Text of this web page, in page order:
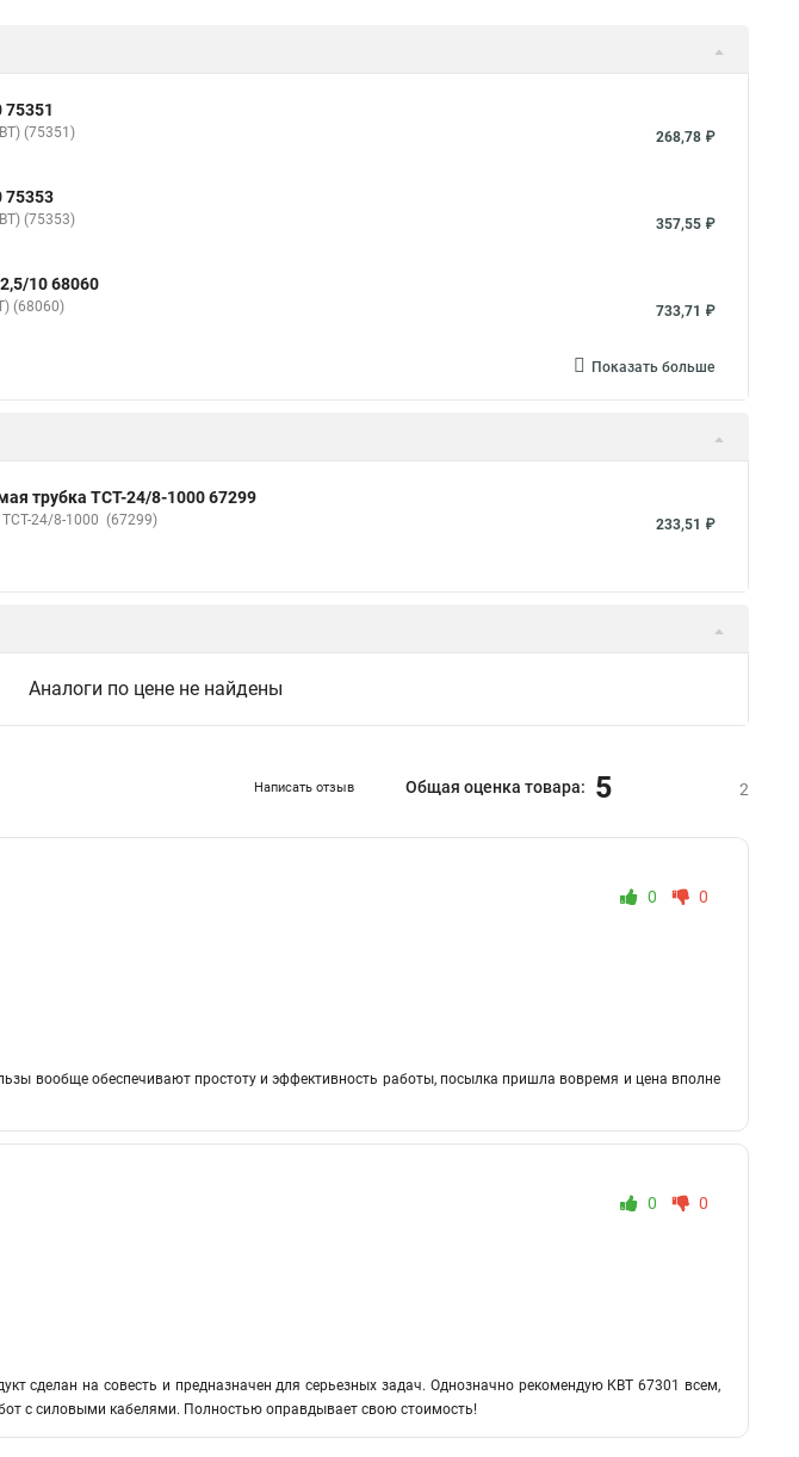
75351
(75351) 268,78 ₽
75353
(75353) 357,55 ₽
10 68060
(68060) 733,71 ₽
Показать больше
трубка ТСТ-24/8-1000 67299
ТСТ-24/8-1000 (67299) 233,51 ₽
Аналоги по цене не найдены
Написать отзыв Общая оценка товара: 5 2
0
0
вообще обеспечивают простоту и эффективность работы, посылка пришла вовремя и цена вполне
0
0
сделан на совесть и предназначен для серьезных задач. Однозначно рекомендую КВТ 67301 всем,
с силовыми кабелями. Полностью оправдывает свою стоимость!